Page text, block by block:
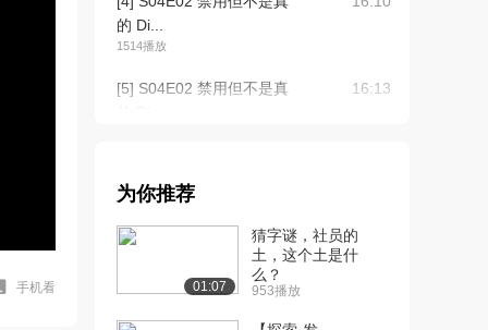
手机看
的 Di...
1514播放
[5] S04E02 禁用但不是真
16:13
的 Di...
[7] S04E03 斯托纳溜冰鞋
15:35
为你推荐
01:07
猜字谜，社员的
土，这个土是什
么？
953播放